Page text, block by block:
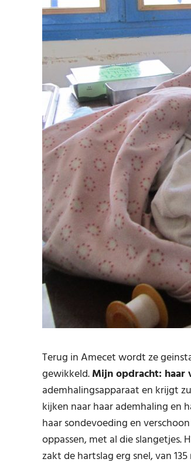
Terug in Amecet wordt ze
gewikkeld.Mijn opdracht: haar
ademhalingsapparaat en krijgt
kijken naar haar ademhaling en
haar sondevoeding en
oppassen, met al die
zakt de hartslag erg snel, van